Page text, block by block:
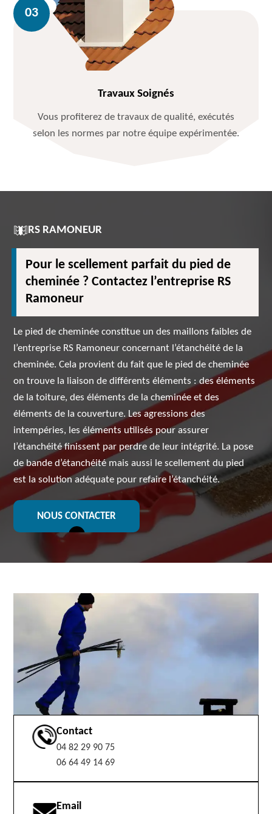
Travaux Soignés
Vous profiterez de travaux de qualité, exécutés
selon les normes par notre équipe expérimentée.
RS RAMONEUR
Pour le scellement parfait du pied de
cheminée ? Contactez l’entreprise RS
Ramoneur
Le pied de cheminée constitue un des maillons faibles de
l’entreprise RS Ramoneur concernant l’étanchéité de la
cheminée. Cela provient du fait que le pied de cheminée
on trouve la liaison de différents éléments : des éléments
de la toiture, des éléments de la cheminée et des
éléments de la couverture. Les agressions des
intempéries, les éléments utilisés pour assurer
l’étanchéité finissent par perdre de leur intégrité. La pose
de bande d’étanchéité mais aussi le scellement du pied
est la solution adéquate pour refaire l’étanchéité.
NOUS CONTACTER
Contact
04 82 29 90 75
06 64 49 14 69
Email